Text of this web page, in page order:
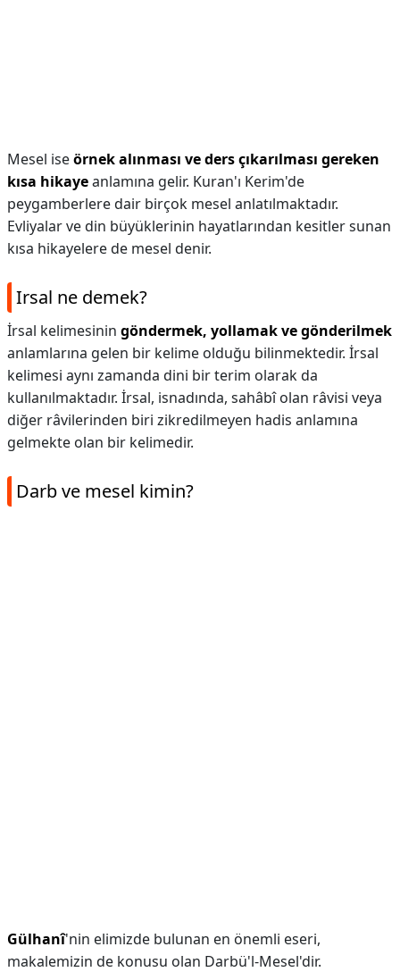
Mesel iseörnek alınması ve ders çıkarılması gereken
kısa hikayeanlamına gelir. Kuran'ı Kerim'de
peygamberlere dair birçok mesel anlatılmaktadır.
Evliyalar ve din büyüklerinin hayatlarından kesitler sunan
kısa hikayelere de mesel denir.
Irsal ne demek?
İrsal kelimesinin göndermek, yollamak ve gönderilmek
anlamlarına gelen bir kelime olduğu bilinmektedir. İrsal
kelimesi aynı zamanda dini bir terim olarak da
kullanılmaktadır. İrsal, isnadında, sahâbî olan râvisi veya
diğer râvilerinden biri zikredilmeyen hadis anlamına
gelmekte olan bir kelimedir.
Darb ve mesel kimin?
Gülhanî'nin elimizde bulunan en önemli eseri,
makalemizin de konusu olan Darbü'l-Mesel'dir.